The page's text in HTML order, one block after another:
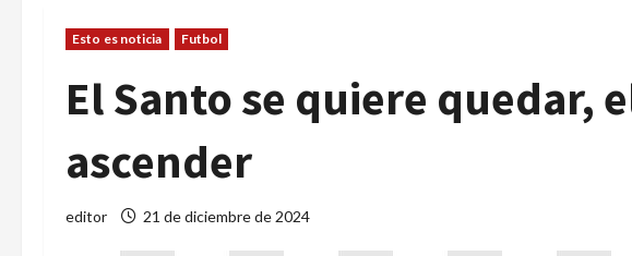
Esto es noticia Futbol
El Santo se quiere quedar,
ascender
editor 21 de diciembre de 2024